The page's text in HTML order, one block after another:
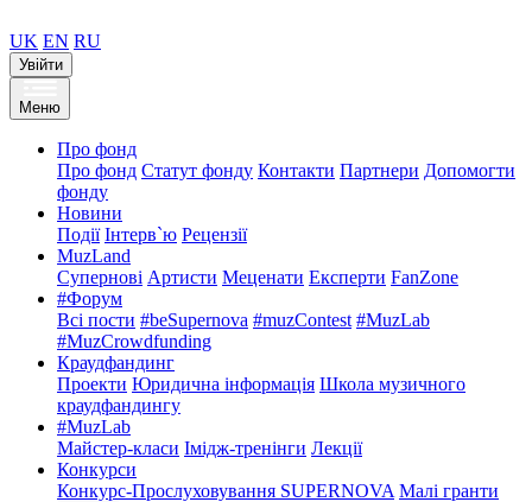
UK EN RU
Увійти
Меню
Про фонд
Про фонд Статут фонду Контакти Партнери Допомогти
фонду
Новини
Події Інтерв`ю Рецензії
MuzLand
Супернові Артисти Меценати Експерти FanZone
#Форум
Всі пости #beSupernova #muzContest #MuzLab
#MuzCrowdfunding
Краудфандинг
Проекти Юридична інформація Школа музичного
краудфандингу
#MuzLab
Майстер-класи Імідж-тренінги Лекції
Конкурси
Конкурс-Прослуховування SUPERNOVA Малі гранти